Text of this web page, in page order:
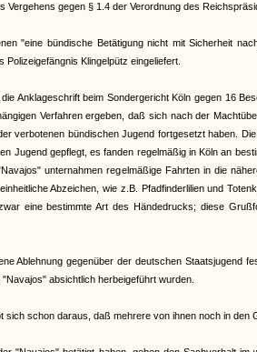
gegen § 1.4 der Verordnung des
"eine bündische Betätigung nicht mit Sicherheit
Klingelpütz eingeliefert.
Anklageschrift beim Sondergericht Köln gegen 16
Verfahren ergeben, daß sich nach der
verbotenen bündischen Jugend fortgesetzt haben.
Jugend gepflegt, es fanden regelmäßig in Köln an
unternahmen regelmäßige Fahrten in die
Abzeichen, wie z.B. Pfadfinderlilien und
eine bestimmte Art des Händedrucks; diese
Ablehnung gegenüber der deutschen Staatsjugend
absichtlich herbeigeführt wurden.
schon daraus, daß mehrere von ihnen noch in den